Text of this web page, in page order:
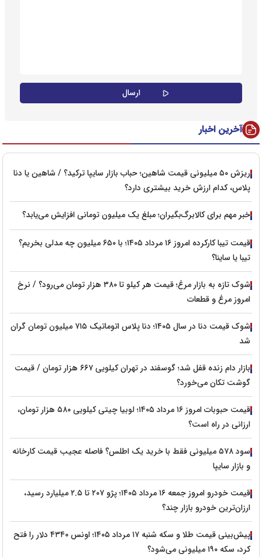
آخرین اخبار
ریزش ۵۰ میلیونی قیمت شاهین؛ حباب بازار سایپا ترکید؟ / شاهین یا دنا
پلاس، کدام ارزش خرید بیشتری دارد؟
خبر مهم برای کالابرگ‌بگیران؛ مبلغ یک میلیون تومانی افزایش می‌یابد؟
قیمت تیبا کارکرده امروز ۱۶ مرداد ۱۴۰۵؛ با ۶۵۰ میلیون چه مدلی بخریم؟
تیبا یا ساینا؟
شوک تازه به بازار مرغ؛ قیمت هر کیلو تا ۳۸۰ هزار تومان می‌رود؟ / نرخ
امروز مرغ و قطعات
شوک قیمت دنا در سال ۱۴۰۵؛ دنا پلاس اتوماتیک ۷۱۵ میلیون تومان گران
شد
بازار دام زنده قفل شد؛ گوسفند در تهران کیلویی ۶۶۷ هزار تومان / قیمت
گوشت تکان می‌خورد؟
قیمت حبوبات امروز ۱۶ مرداد ۱۴۰۵؛ لوبیا چیتی کیلویی ۵۸۰ هزار تومان،
ارزانی در راه است؟
سود ۵۷۸ میلیونی فقط با خرید یک اطلس؟ فاصله عجیب قیمت کارخانه
و بازار سایپا
قیمت خودرو امروز جمعه ۱۶ مرداد ۱۴۰۵؛ پژو ۲۰۷ تا ۲.۵ میلیارد رسید،
ارزان‌ترین خودرو بازار چند؟
پیش‌بینی قیمت طلا و سکه شنبه ۱۷ مرداد ۱۴۰۵؛ اونس ۴۳۴۰ دلار را فتح
کرد، سکه ۱۹۰ میلیونی می‌شود؟